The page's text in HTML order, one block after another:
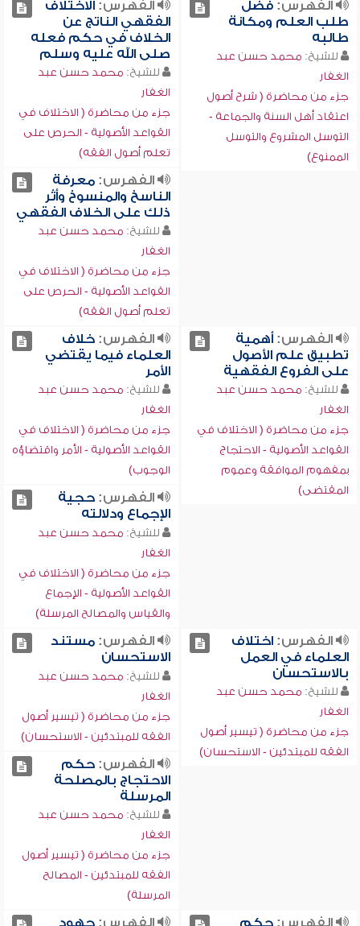
الفهرس:فضل
طلب العلم ومكانة
طالبه
للشيخ: محمد حسن عبد
الغفار
جزء من محاضرة ( شرح أصول
اعتقاد أهل السنة والجماعة -
التوسل المشروع والتوسل
الممنوع)
الفهرس:الاختلاف
الفقهي الناتج عن
الخلاف في حكم فعله
صلى الله عليه وسلم
للشيخ: محمد حسن عبد
الغفار
جزء من محاضرة ( الاختلاف في
القواعد الأصولية - الحرص على
تعلم أصول الفقه)
الفهرس:معرفة
الناسخ والمنسوخ وأثر
ذلك على الخلاف الفقهي
للشيخ: محمد حسن عبد
الغفار
جزء من محاضرة ( الاختلاف في
القواعد الأصولية - الحرص على
تعلم أصول الفقه)
الفهرس:أهمية
تطبيق علم الأصول
على الفروع الفقهية
للشيخ: محمد حسن عبد
الغفار
جزء من محاضرة ( الاختلاف في
القواعد الأصولية - الاحتجاج
بمفهوم الموافقة وعموم
المقتضى)
الفهرس:خلاف
العلماء فيما يقتضي
الأمر
للشيخ: محمد حسن عبد
الغفار
جزء من محاضرة ( الاختلاف في
القواعد الأصولية - الأمر واقتضاؤه
الوجوب)
الفهرس:حجية
الإجماع ودلالته
للشيخ: محمد حسن عبد
الغفار
جزء من محاضرة ( الاختلاف في
القواعد الأصولية - الإجماع
والقياس والمصالح المرسلة)
الفهرس:اختلاف
العلماء في العمل
بالاستحسان
للشيخ: محمد حسن عبد
الغفار
جزء من محاضرة ( تيسير أصول
الفقه للمبتدئين - الاستحسان)
الفهرس:مستند
الاستحسان
للشيخ: محمد حسن عبد
الغفار
جزء من محاضرة ( تيسير أصول
الفقه للمبتدئين - الاستحسان)
الفهرس:حكم
الاحتجاج بالمصلحة
المرسلة
للشيخ: محمد حسن عبد
الغفار
جزء من محاضرة ( تيسير أصول
الفقه للمبتدئين - المصالح
المرسلة)
الفهرس:حكم
الفهرس:جهود